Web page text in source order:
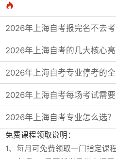

2026年上海自考报完名不去
2026年上海自考的几大核心
2026年上海自考专业停考的
2026年上海自考每场考试需要
2026年上海自考专业怎么选？
免费课程领取说明：
1、每月可免费领取一门指定课程